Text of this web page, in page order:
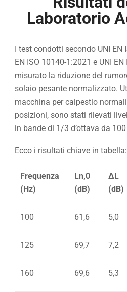
Laboratorio
I test condotti secondo UNI EN
EN ISO 10140-1:2021 e UNI
misurato la riduzione del
solaio pesante normalizzato.
macchina per calpestio
posizioni, sono stati rilevati
in bande di 1/3 d’ottava da
Ecco i risultati chiave in tabella:
Frequenza
(Hz)
Ln,0
(dB)
ΔL
(dB)
100 61,6 5,0
125 69,7 7,2
160 69,6 5,3